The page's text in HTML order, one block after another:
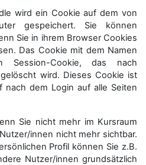
wird ein Cookie auf dem von
gespeichert. Sie können
Sie in ihrem Browser Cookies
Das Cookie mit dem Namen
Session-Cookie, das nach
wird. Dieses Cookie ist
nach dem Login auf alle Seiten
Sie nicht mehr im Kursraum
innen nicht mehr sichtbar.
Profil können Sie z.B.
Nutzer/innen grundsätzlich